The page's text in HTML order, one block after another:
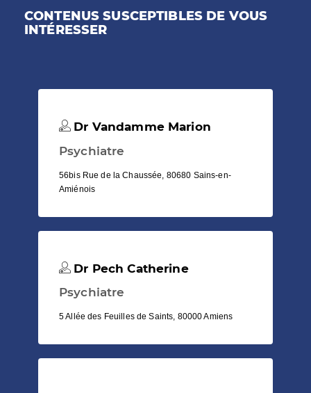
CONTENUS SUSCEPTIBLES DE VOUS
INTÉRESSER
Dr Vandamme Marion
Psychiatre
56bis Rue de la Chaussée, 80680 Sains-en-
Amiénois
Dr Pech Catherine
Psychiatre
5 Allée des Feuilles de Saints, 80000 Amiens